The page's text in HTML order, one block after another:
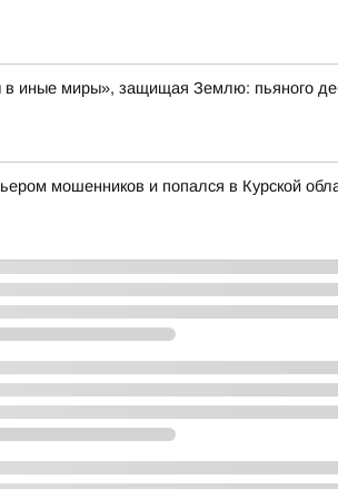
в иные миры», защищая Землю: пьяного
мошенников и попался в Курской